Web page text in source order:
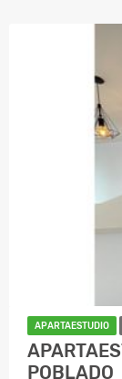
APARTAESTUDIO
POBLADO